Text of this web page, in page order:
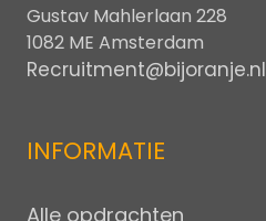
Gustav Mahlerlaan 228
1082 ME Amsterdam
Recruitment@bijoranje.nl
INFORMATIE
Alle opdrachten